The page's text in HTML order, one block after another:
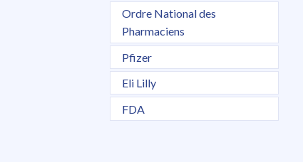
Ordre National des
Pharmaciens
Pfizer
Eli Lilly
FDA